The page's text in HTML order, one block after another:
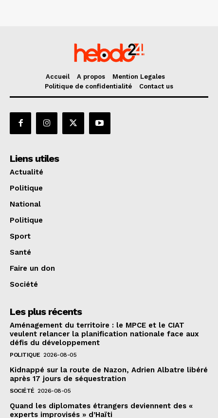
Accueil A propos
Mention Legales
Politique de confidentialité
Contact us
Liens utiles
Actualité
Politique
National
Politique
Sport
Santé
Faire un don
Société
Les plus récents
Aménagement du territoire : le MPCE et le CIAT
veulent relancer la planification nationale face aux
défis du développement
POLITIQUE 2026-08-05
Kidnappé sur la route de Nazon, Adrien Albatre libéré
après 17 jours de séquestration
SOCIÉTÉ 2026-08-05
Quand les diplomates étrangers deviennent des «
experts improvisés » d’Haïti